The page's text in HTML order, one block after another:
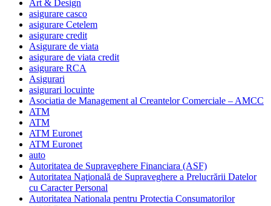
Art & Design
asigurare casco
asigurare Cetelem
asigurare credit
Asigurare de viata
asigurare de viata credit
asigurare RCA
Asigurari
asigurari locuinte
Asociatia de Management al Creantelor Comerciale – AMCC
ATM
ATM
ATM Euronet
ATM Euronet
auto
Autoritatea de Supraveghere Financiara (ASF)
Autoritatea Naţională de Supraveghere a Prelucrării Datelor
cu Caracter Personal
Autoritatea Nationala pentru Protectia Consumatorilor